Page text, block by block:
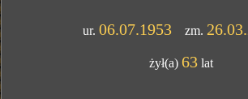
ur.06.07.1953 zm.
żył(a) 63 lat